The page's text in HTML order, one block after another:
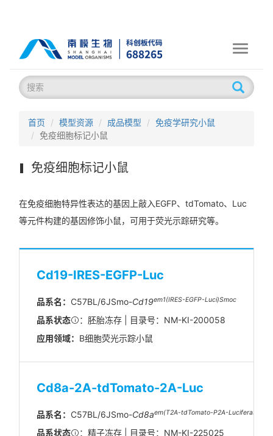
Toggle
首页 模型资源 成品模型
免疫学研究小鼠
免疫细胞标记小鼠
免疫细胞标记小鼠
在免疫细胞特异性表达的基因上敲入EGFP、tdTomato、Luc
等元件构建的基因修饰小鼠，可用于荧光示踪研究等。
Cd19-IRES-EGFP-Luc
品系名： C57BL/6JSmo-Cd19em1(IRES-EGFP-Luci)Smoc
品系状态
：胚胎冻存 | 目录号：NM-KI-200058
应用领域： B细胞荧光示踪小鼠
Cd8a-2A-tdTomato-2A-Luc
品系名： C57BL/6JSmo-Cd8aem(T2A-tdTomato-P2A-
品系状态
：精子冻存 | 目录号：NM-KI-225025